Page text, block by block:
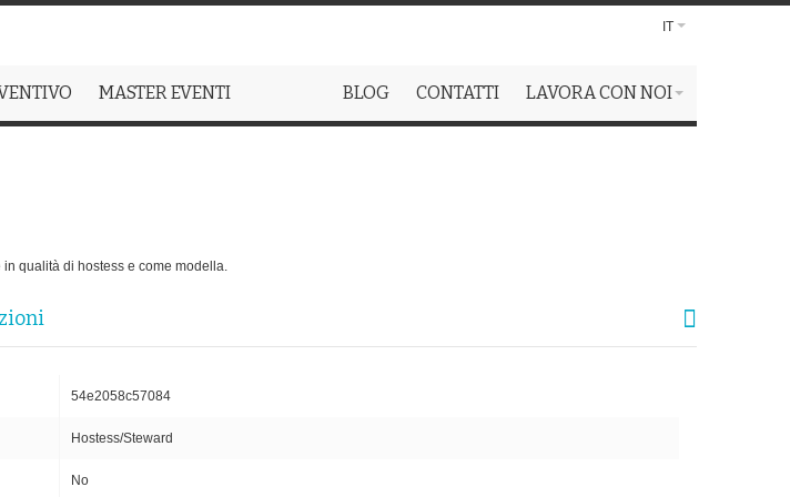
IT
MASTER EVENTI LAVORA CON NOI
CONTATTI
BLOG
qualità di hostess e come modella.
54e2058c57084
Hostess/Steward
No